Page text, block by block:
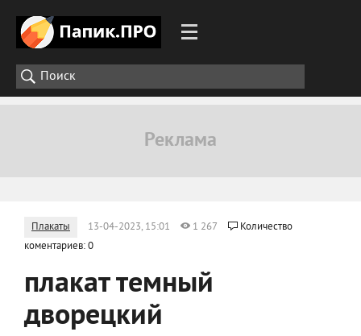
Плакаты 13-04-2023, 15:01 1 267
Количество
коментариев: 0
плакат темный
дворецкий